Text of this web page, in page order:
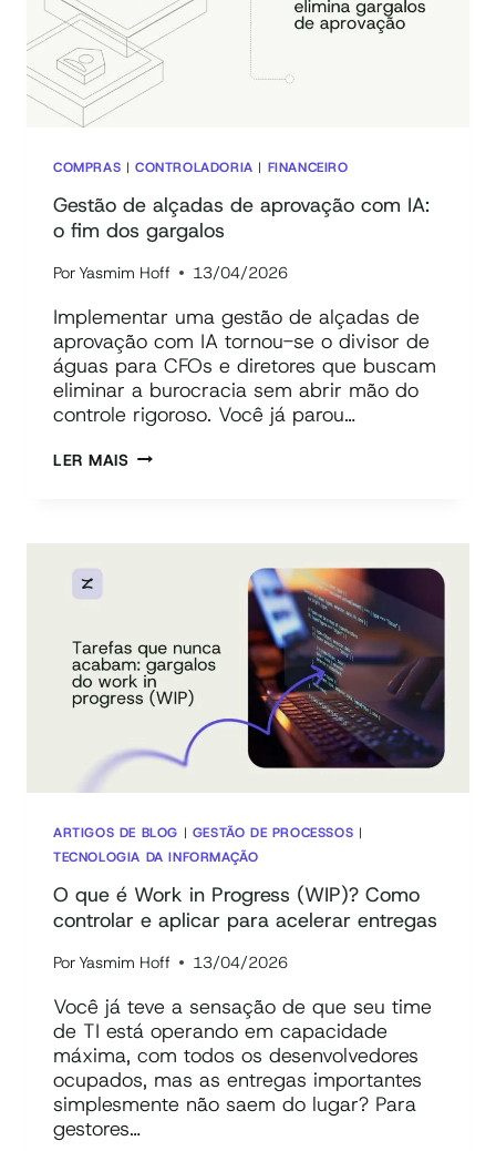
COMPRAS |CONTROLADORIA | FINANCEIRO
Gestão de alçadas de aprovação com IA:
o fim dos gargalos
Por Yasmim Hoff 13/04/2026
Implementar uma gestão de alçadas de
aprovação com IA tornou-se o divisor de
águas para CFOs e diretores que buscam
eliminar a burocracia sem abrir mão do
controle rigoroso. Você já parou…
LER MAISGESTÃO
FIM
DOS
GARGALOS
ARTIGOS DE BLOG | GESTÃO DE PROCESSOS |
TECNOLOGIA DA INFORMAÇÃO
O que é Work in Progress (WIP)? Como
controlar e aplicar para acelerar entregas
Por Yasmim Hoff 13/04/2026
Você já teve a sensação de que seu time
de TI está operando em capacidade
máxima, com todos os desenvolvedores
ocupados, mas as entregas importantes
simplesmente não saem do lugar? Para
gestores…